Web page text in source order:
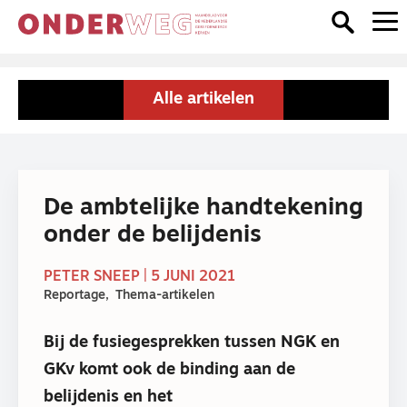
Alle artikelen
De ambtelijke handtekening
onder de belijdenis
PETER SNEEP | 5 JUNI 2021
Reportage Thema-artikelen
Bij de fusiegesprekken tussen NGK en
GKv komt ook de binding aan de
belijdenis en het